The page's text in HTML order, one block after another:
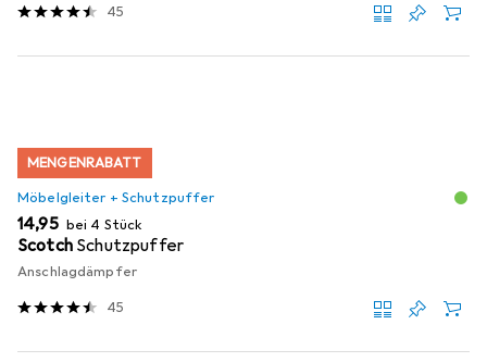
45
MENGENRABATT
Möbelgleiter + Schutzpuffer
EUR
14,95 bei 4 Stück
Scotch Schutzpuffer
Anschlagdämpfer
45